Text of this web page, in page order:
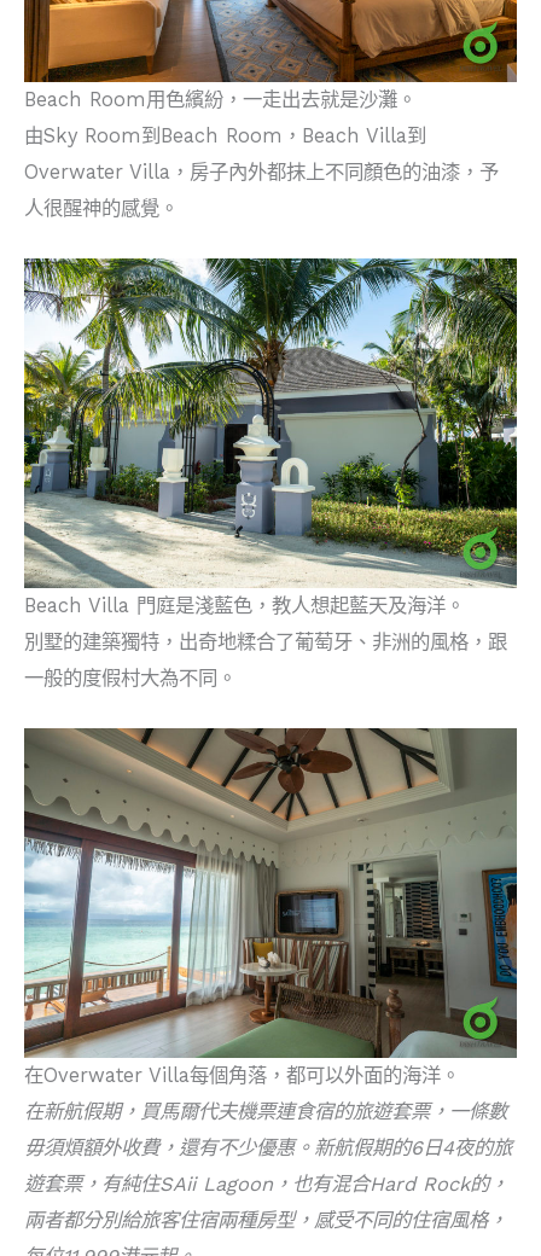
Beach Room用色繽紛，一走出去就是沙灘。
由Sky Room到Beach Room，Beach Villa到
Overwater Villa，房子內外都抹上不同顏色的油漆，予
人很醒神的感覺。
Beach Villa 門庭是淺藍色，教人想起藍天及海洋。
別墅的建築獨特，出奇地糅合了葡萄牙、非洲的風格，跟
一般的度假村大為不同。
在Overwater Villa每個角落，都可以外面的海洋。
在新航假期，買馬爾代夫機票連食宿的旅遊套票，一條數
毋須煩額外收費，還有不少優惠。新航假期的6日4夜的旅
遊套票，有純住SAii Lagoon，也有混合Hard Rock的，
兩者都分別給旅客住宿兩種房型，感受不同的住宿風格，